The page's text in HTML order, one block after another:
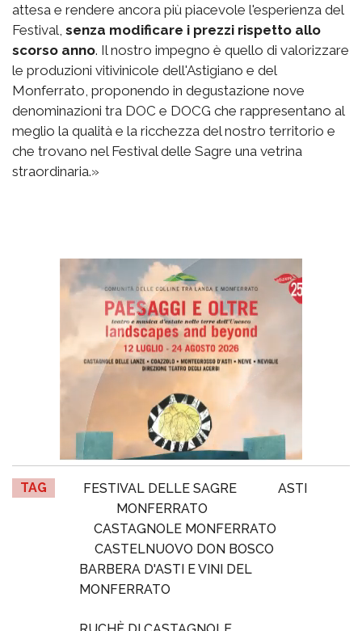
attesa e rendere ancora più piacevole l'esperienza del
Festival, senza modificare i prezzi rispetto allo
scorso anno. Il nostro impegno è quello di valorizzare
le produzioni vitivinicole dell'Astigiano e del
Monferrato, proponendo in degustazione nove
denominazioni tra DOC e DOCG che rappresentano al
meglio la qualità e la ricchezza del nostro territorio e
che trovano nel Festival delle Sagre una vetrina
straordinaria.»
TAG FESTIVAL DELLE SAGRE
ASTI
MONFERRATO
CASTAGNOLE MONFERRATO
CASTELNUOVO DON BOSCO
BARBERA D'ASTI E VINI DEL
MONFERRATO